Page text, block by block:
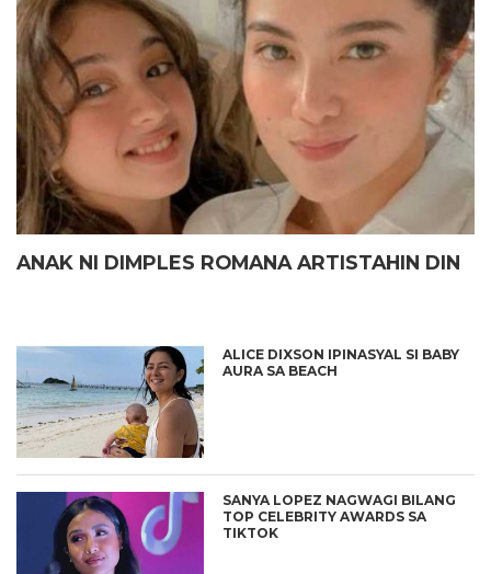
ANAK NI DIMPLES ROMANA ARTISTAHIN DIN
ALICE DIXSON IPINASYAL SI BABY
AURA SA BEACH
SANYA LOPEZ NAGWAGI BILANG
TOP CELEBRITY AWARDS SA
TIKTOK